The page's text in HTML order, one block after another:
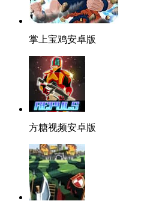
掌上宝鸡安卓版
方糖视频安卓版